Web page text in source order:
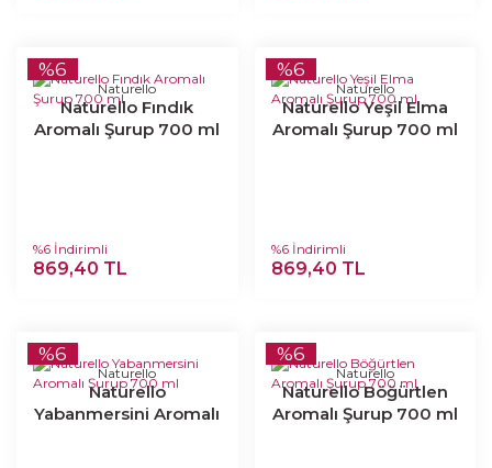
%6
Naturello
Naturello Fındık
Aromalı Şurup 700 ml
%6 İndirimli
869,40 TL
%6
Naturello
Naturello Yeşil Elma
Aromalı Şurup 700 ml
%6 İndirimli
869,40 TL
%6
Naturello
Naturello
Yabanmersini Aromalı
%6
Naturello
Naturello Böğürtlen
Aromalı Şurup 700 ml